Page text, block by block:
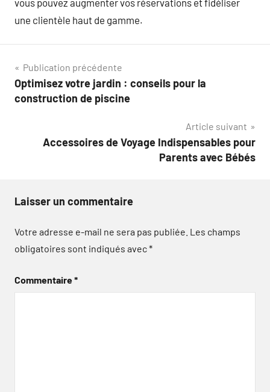
une clientèle haut de gamme.
Navigation
de
Publication précédente
Optimisez votre jardin : conseils pour la
construction de piscine
Article suivant
Accessoires de Voyage Indispensables pour
Parents avec Bébés
Laisser un commentaire
Votre adresse e-mail ne sera pas publiée. Les champs
obligatoires sont indiqués avec*
Commentaire*